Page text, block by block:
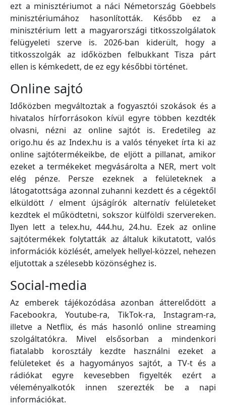
ezt a minisztériumot a náci Németország Göebbels
minisztériumához hasonlították. Később ez a
minisztérium lett a magyarországi titkosszolgálatok
felügyeleti szerve is. 2026-ban kiderült, hogy a
titkosszolgák az időközben felbukkant Tisza párt
ellen is kémkedett, de ez egy későbbi történet.
Online sajtó
Időközben megváltoztak a fogyasztói szokások és a
hivatalos hírforrásokon kívül egyre többen kezdték
olvasni, nézni az online sajtót is. Eredetileg az
origo.hu és az Index.hu is a valós tényeket írta ki az
online sajtótermékeikbe, de eljött a pillanat, amikor
ezeket a termékeket megvásárolta a NER, mert volt
elég pénze. Persze ezeknek a felületeknek a
látogatottsága azonnal zuhanni kezdett és a cégektől
elküldött / elment újságírók alternatív felületeket
kezdtek el működtetni, sokszor külföldi szervereken.
Ilyen lett a telex.hu, 444.hu, 24.hu. Ezek az online
sajtótermékek folytatták az általuk kikutatott, valós
információk közlését, amelyek hellyel-közzel, nehezen
eljutottak a szélesebb közönséghez is.
Social-media
Az emberek tájékozódása azonban átterelődött a
Facebookra, Youtube-ra, TikTok-ra, Instagram-ra,
illetve a Netflix, és más hasonló online streaming
szolgáltatókra. Mivel elsősorban a mindenkori
fiatalabb korosztály kezdte használni ezeket a
felületeket és a hagyományos sajtót, a TV-t és a
rádiókat egyre kevesebben figyelték ezért a
véleményalkotók innen szerezték be a napi
információkat.